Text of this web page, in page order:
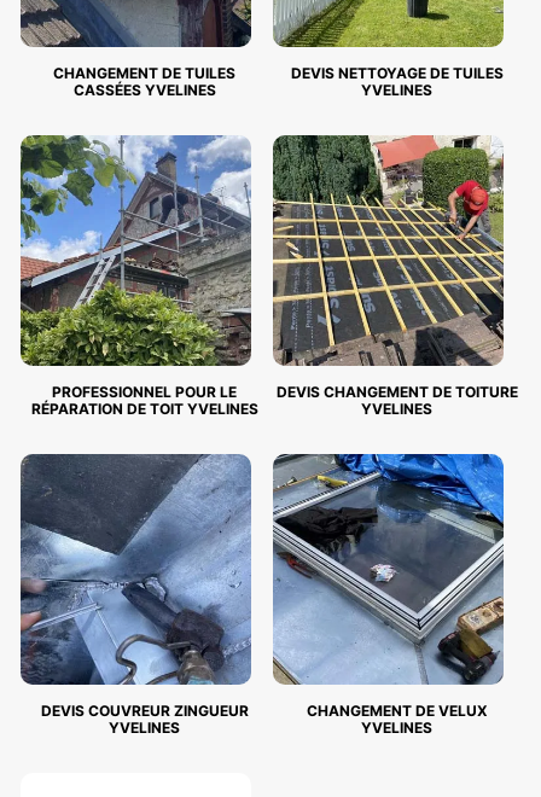
CHANGEMENT DE TUILES
CASSÉES YVELINES
DEVIS NETTOYAGE DE TUILES
YVELINES
PROFESSIONNEL POUR LE
RÉPARATION DE TOIT YVELINES
DEVIS CHANGEMENT DE TOITURE
YVELINES
DEVIS COUVREUR ZINGUEUR
YVELINES
CHANGEMENT DE VELUX
YVELINES